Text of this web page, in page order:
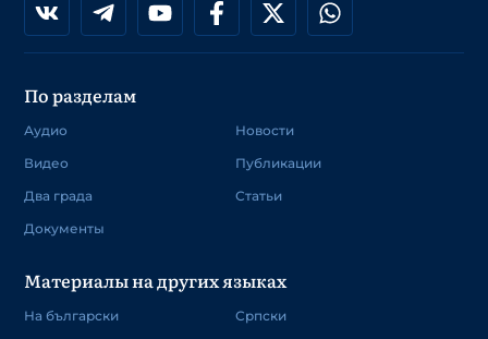
По разделам
Аудио
Видео
Два града
Документы
Новости
Публикации
Статьи
Материалы на других языках
На български
Српски